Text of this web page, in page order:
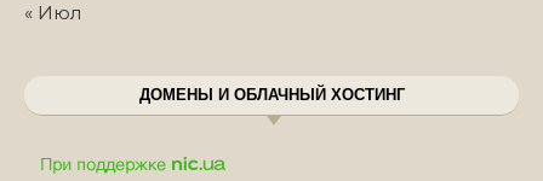
« Июл
ДОМЕНЫ И ОБЛАЧНЫЙ ХОСТИНГ